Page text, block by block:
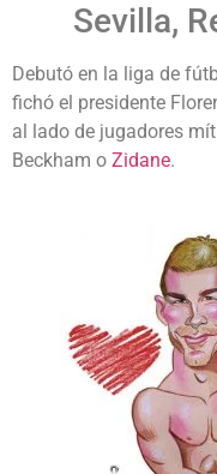
Sevilla,
Debutó en la liga de
fichó el presidente
al lado de jugadores
Beckham o Zidane.